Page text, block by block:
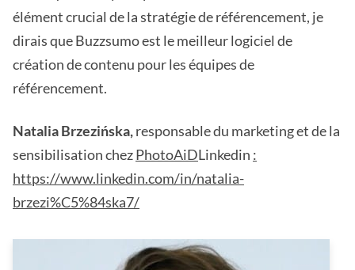
élément crucial de la stratégie de référencement, je
dirais que Buzzsumo est le meilleur logiciel de
création de contenu pour les équipes de
référencement.
Natalia Brzezińska,responsable du marketing et de la
sensibilisation chezPhotoAiDLinkedin :
https://www.linkedin.com/in/natalia-
brzezi%C5%84ska7/